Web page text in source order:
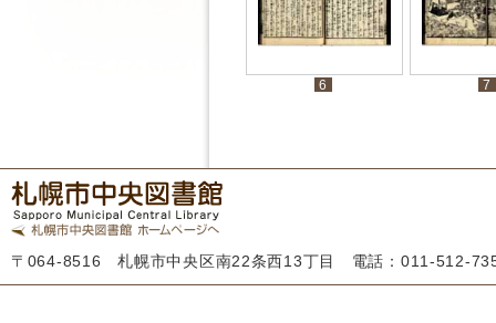
6 7
〒064-8516 札幌市中央区南22条西13丁目 電話：011-512-